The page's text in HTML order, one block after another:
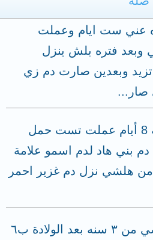
عني ست ايام وعملت
فتره بلش ينزل
تزيد وبعدين صارت دم زي
صار...
تأخرت الدورة الشهرية 8 أيام عملت تست حمل
بني هاد لدم اسمو علامة
هلشي نزل دم غزير احمر
كنت مركبه لولب نحاسي من ٣ سنه بعد الولادة ب٦